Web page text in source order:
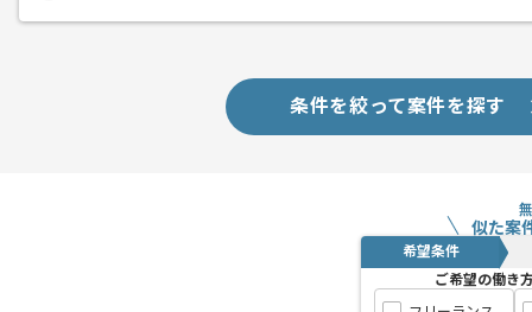
条件を絞って案件を探す
似た案
希望条件
ご希望の働き